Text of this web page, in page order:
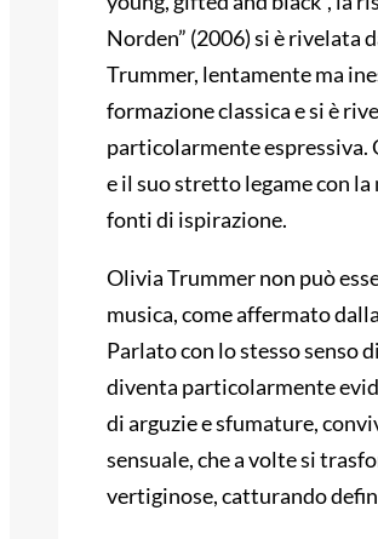
Norden” (2006) si è rivelata
Trummer, lentamente ma
formazione classica e si è
particolarmente espressiva.
e il suo stretto legame con
fonti di ispirazione.
Olivia Trummer non può
musica, come affermato
Parlato con lo stesso senso
diventa particolarmente
di arguzie e sfumature,
sensuale, che a volte si
vertiginose, catturando